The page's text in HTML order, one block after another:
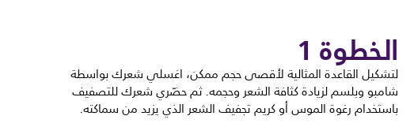
الخطوة 1
لتشكيل القاعدة المثالية لأقصى حجم ممكن، اغسلي شعرك بواسطة
شامبو وبلسم لزيادة كثافة الشعر وحجمه. ثم حضّري شعرك للتصفيف
باستخدام رغوة الموس أو كريم تجفيف الشعر الذي يزيد من سماكته.